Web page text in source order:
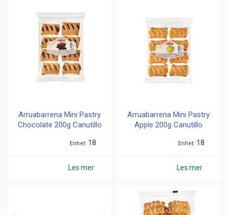
Arruabarrena Mini Pastry
Chocolate 200g Canutillo
Enhet 18
Les mer
Arruabarrena Mini Pastry
Apple 200g Canutillo
Enhet 18
Les mer